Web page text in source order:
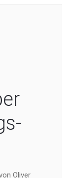
Oliver